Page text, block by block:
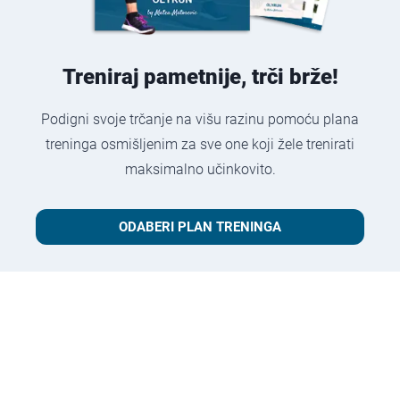
Treniraj pametnije, trči brže!
Podigni svoje trčanje na višu razinu pomoću plana
treninga osmišljenim za sve one koji žele trenirati
maksimalno učinkovito.
ODABERI PLAN TRENINGA